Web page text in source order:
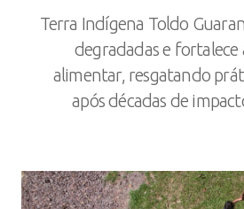
Terra Indígena Toldo
degradadas e fortalece
alimentar, resgatando
após décadas de